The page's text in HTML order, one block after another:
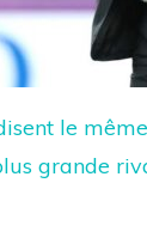
le
grande